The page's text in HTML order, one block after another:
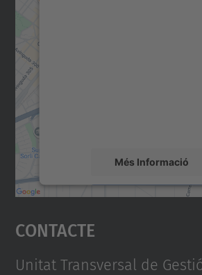
Més Informació
Accepta
powered by
Contacte
Unitat Transversal de